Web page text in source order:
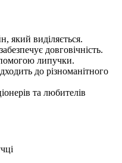
який виділяється.
довговічність.
липучки.
до різноманітного
та любителів